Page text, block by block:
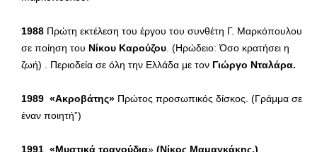
1988 Πρώτη εκτέλεση του έργου του συνθέτη Γ. Μαρκόπουλου
σε ποίηση του Νίκου Καρούζου . (Ηρώδειο: Όσο κρατήσει η
ζωή) . Περιοδεία σε όλη την Ελλάδα με τον Γιώργο Νταλάρα.
1989 «Ακροβάτης» Πρώτος προσωπικός δίσκος. (Γράμμα σε
έναν ποιητή”)
1991 «Μυστικά τραγούδια» (Νίκος Μαμαγκάκης.)